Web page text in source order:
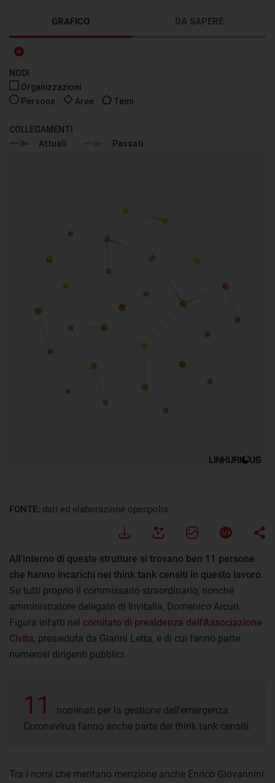
GRAFICO DA SAPERE
FONTE: dati ed elaborazione openpolis
All'interno di queste strutture si trovano ben 11 persone
che hanno incarichi nei think tank censiti in questo lavoro
Su tutti proprio il commissario straordinario, nonché
amministratore delegato di Invitalia, Domenico Arcuri.
Figura infatti nel comitato di presidenza dell'Associazione
Civita, presieduta da Gianni Letta, e di cui fanno parte
numerosi dirigenti pubblici.
11
nominati per la gestione dell'emergenza
Coronavirus fanno anche parte dei think tank censiti.
Tra i nomi che meritano menzione anche Enrico Giovannini